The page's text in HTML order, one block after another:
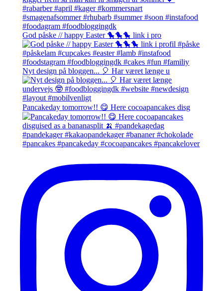
God påske // happy Easter 🐤🐤🐤 link i pro
Nyt design på bloggen... 🎈 Har været længe u
Pancakeday tomorrow!! 😋 Here cocoapancakes disg